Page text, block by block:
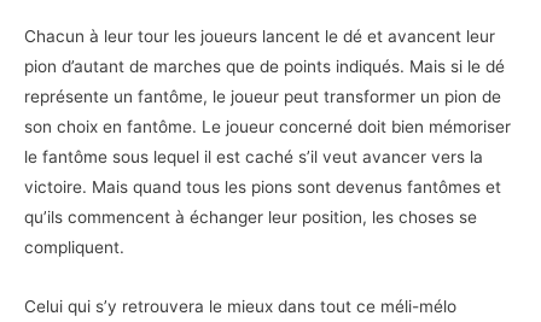
Chacun à leur tour les joueurs lancent le dé et avancent leur
pion d’autant de marches que de points indiqués. Mais si le dé
représente un fantôme, le joueur peut transformer un pion de
son choix en fantôme. Le joueur concerné doit bien mémoriser
le fantôme sous lequel il est caché s’il veut avancer vers la
victoire. Mais quand tous les pions sont devenus fantômes et
qu’ils commencent à échanger leur position, les choses se
compliquent.
Celui qui s’y retrouvera le mieux dans tout ce méli-mélo